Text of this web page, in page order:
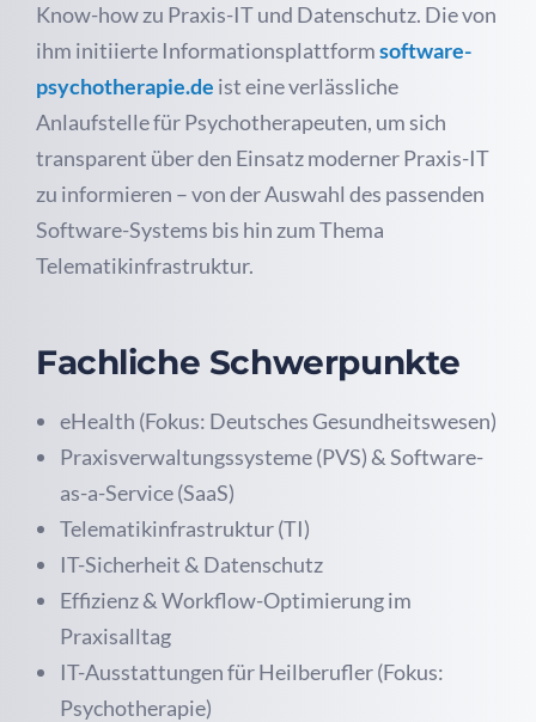
Know-how zu Praxis-IT und Datenschutz. Die von
ihm initiierte Informationsplattformsoftware-
psychotherapie.de ist eine verlässliche
Anlaufstelle für Psychotherapeuten, um sich
transparent über den Einsatz moderner Praxis-IT
zu informieren – von der Auswahl des passenden
Software-Systems bis hin zum Thema
Telematikinfrastruktur.
Fachliche Schwerpunkte
eHealth (Fokus: Deutsches Gesundheitswesen)
Praxisverwaltungssysteme (PVS) & Software-
as-a-Service (SaaS)
Telematikinfrastruktur (TI)
IT-Sicherheit & Datenschutz
Effizienz & Workflow-Optimierung im
Praxisalltag
IT-Ausstattungen für Heilberufler (Fokus:
Psychotherapie)